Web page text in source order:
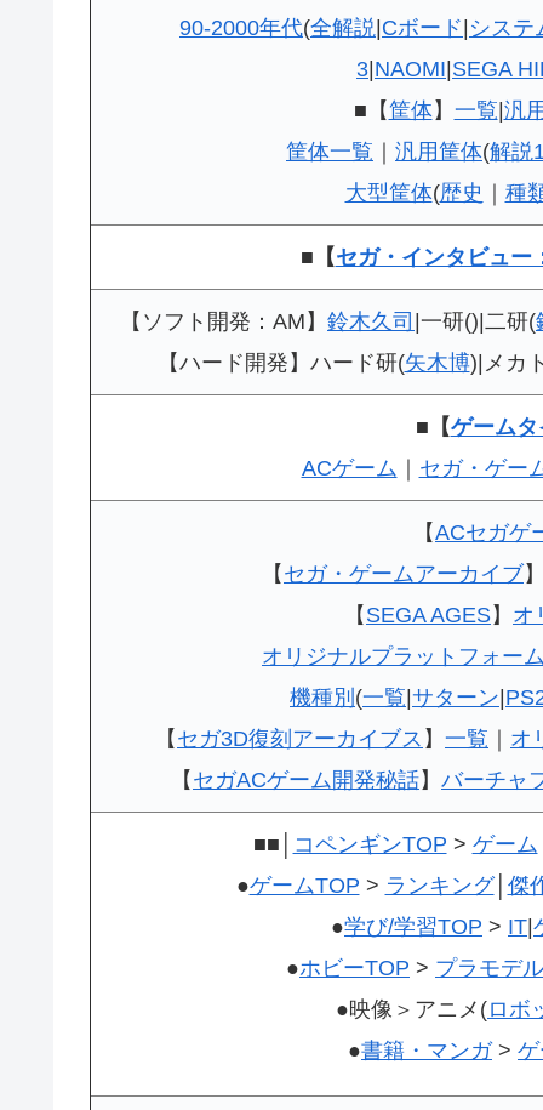
90-2000年代(全解説|Cボード| システ
3|NAOMI|SEGA
■【筐体】 一覧|汎
筐体一覧 ｜ 汎用筐体(解説
大型筐体(歴史 ｜ 種
■【セガ・インタビュー
【ソフト開発：AM】 鈴木久司 |一研()|二研(
【ハード開発】ハード研(矢木博)|メカ
■【ゲーム
ACゲーム ｜ セガ・ゲー
【ACセガゲ
【 セガ・ゲームアーカイブ
【 SEGA AGES】 オ
オリジナルプラットフォー
機種別 (一覧|サターン|
【 セガ3D復刻アーカイブス 】 一覧 ｜ オ
【 セガACゲーム開発秘話】 バーチャ
■■│ コペンギンTOP > ゲーム
●ゲームTOP > ランキング│ 傑
●学び/学習TOP > IT|
●ホビーTOP > プラモデル
●映像＞アニメ(ロボ
●書籍・マンガ>